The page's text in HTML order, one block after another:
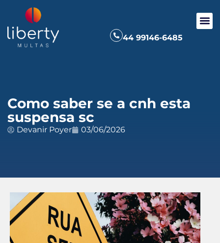
44 99146-6485
Como saber se a cnh esta
suspensa sc
Devanir Poyer 03/06/2026